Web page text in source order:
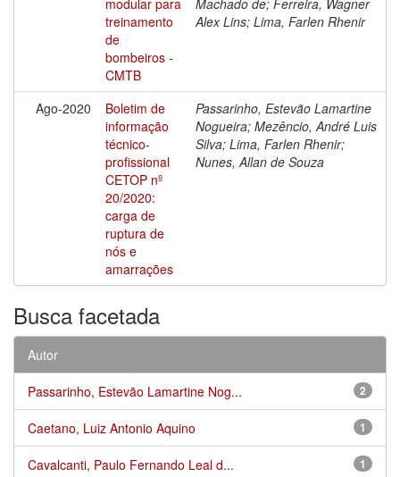
treinamento
de
bombeiros -
CMTB
Alex Lins; Lima, Farlen Rhenir
Ago-2020
Boletim de
informação
técnico-
profissional
CETOP nº
20/2020:
carga de
ruptura de
nós e
amarrações
Passarinho, Estevão Lamartine
Nogueira; Mezêncio, André Luis
Silva; Lima, Farlen Rhenir;
Nunes, Allan de Souza
Busca facetada
Autor
2
Passarinho, Estevão Lamartine Nog...
1
Caetano, Luiz Antonio Aquino
1
Cavalcanti, Paulo Fernando Leal d...